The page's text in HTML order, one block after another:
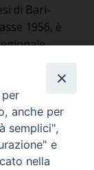
di Bari-
1956, è
di Bari-Bitonto.
Giancarlo
guida della
Migrantes dal
anche per
semplici",
e
nella